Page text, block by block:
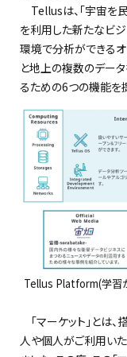
Tellusは、「宇宙を
を利用した新たなビジ
環境で分析ができるオ
と地上の複数のデー
るための6つの機能を
Tellus Platform(学習
「マーケット」とは
人や個人がご利用い